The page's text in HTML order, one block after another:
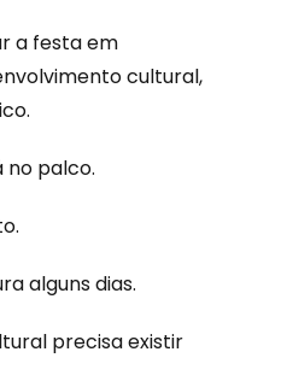
a festa em
cultural,
no palco.
alguns dias.
precisa existir